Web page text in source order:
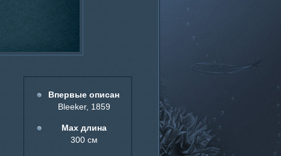
Впервые описан
Bleeker, 1859
Мах длина
300 см